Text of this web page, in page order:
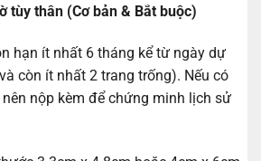
tùy thân (Cơ bản & Bắt buộc)
hạn ít nhất 6 tháng kể từ ngày dự
còn ít nhất 2 trang trống). Nếu có
nên nộp kèm để chứng minh lịch sử